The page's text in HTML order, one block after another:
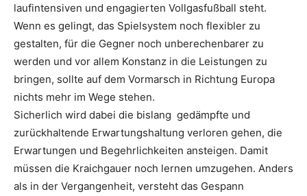
laufintensiven und engagierten Vollgasfußball steht.
Wenn es gelingt, das Spielsystem noch flexibler zu
gestalten, für die Gegner noch unberechenbarer zu
werden und vor allem Konstanz in die Leistungen zu
bringen, sollte auf dem Vormarsch in Richtung Europa
nichts mehr im Wege stehen.
Sicherlich wird dabei die bislang gedämpfte und
zurückhaltende Erwartungshaltung verloren gehen, die
Erwartungen und Begehrlichkeiten ansteigen. Damit
müssen die Kraichgauer noch lernen umzugehen. Anders
als in der Vergangenheit, versteht das Gespann